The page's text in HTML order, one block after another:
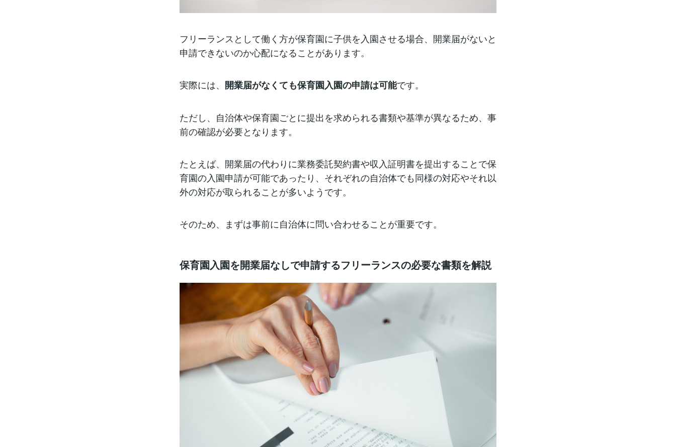
フリーランスとして働く方が保育園に子供を入園させる場合、開業届がないと
申請できないのか心配になることがあります。
実際には、 開業届がなくても保育園入園の申請は可能です。
ただし、自治体や保育園ごとに提出を求められる書類や基準が異なるため、事
前の確認が必要となります。
たとえば、開業届の代わりに業務委託契約書や収入証明書を提出することで保
育園の入園申請が可能であったり、それぞれの自治体でも同様の対応やそれ以
外の対応が取られることが多いようです。
そのため、まずは事前に自治体に問い合わせることが重要です。
保育園入園を開業届なしで申請するフリーランスの必要な書類を解説